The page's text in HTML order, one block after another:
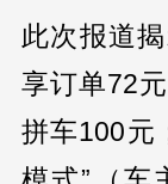
此次报道
享订单72
拼车100元